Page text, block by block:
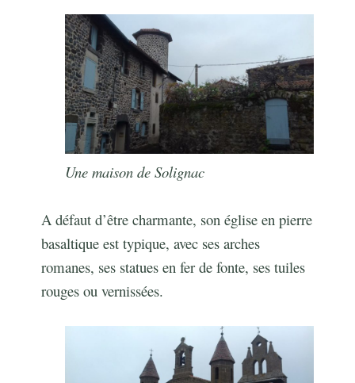
Une maison de Solignac
A défaut d’être charmante, son église en pierre
basaltique est typique, avec ses arches
romanes, ses statues en fer de fonte, ses tuiles
rouges ou vernissées.